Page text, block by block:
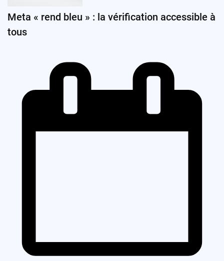
Meta « rend bleu » : la vérification accessible à
tous